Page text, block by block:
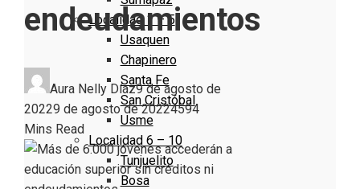
Localidad 1 – 5
Usaquen
Chapinero
Santa Fe
San Cristóbal
Usme
Localidad 6 – 10
Tunjuelito
Bosa
endeudamientos
Aura Nelly Díaz9 de agosto de
20229 de agosto de 20224594
Mins Read